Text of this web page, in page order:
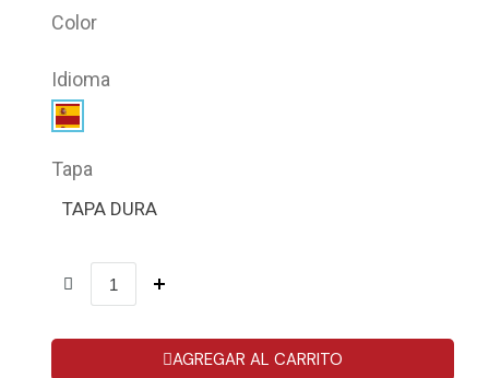
Color
Idioma
Tapa
TAPA DURA
AGREGAR AL CARRITO